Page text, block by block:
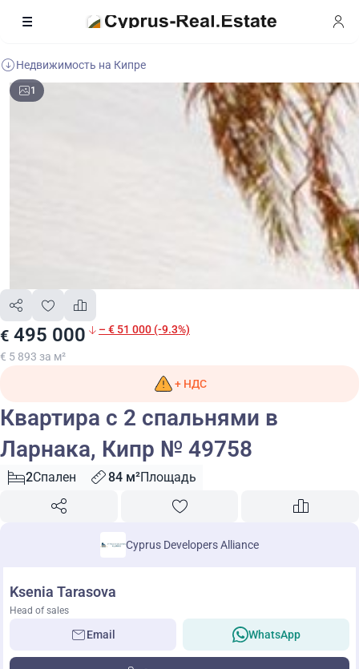
Недвижимость на Кипре
1
€ 495 000 – € 51 000 (-9.3%)
€ 5 893 за м²
+ НДС
Квартира с 2 спальнями в
Ларнака, Кипр № 49758
2Спален 84 м²Площадь
Cyprus Developers Alliance
Ksenia Tarasova
Head of sales
Email WhatsApp